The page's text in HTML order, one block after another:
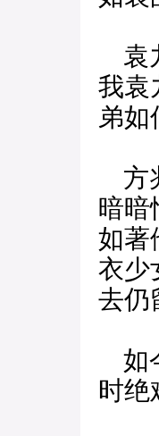
袁
我袁
弟如
方
暗暗
如著
衣少
去仍
如
时绝